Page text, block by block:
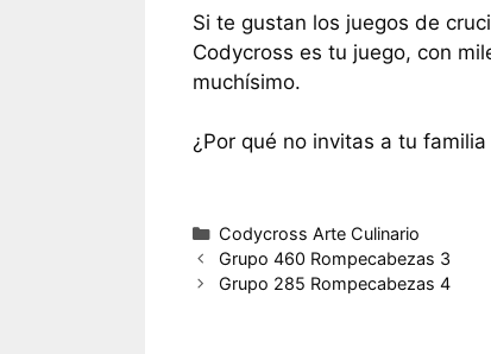
Si te gustan los juegos de
Codycross es tu juego, con
muchísimo.
¿Por qué no invitas a tu
Categorías
Codycross Arte Culinario
Grupo 460 Rompecabezas 3
Grupo 285 Rompecabezas 4